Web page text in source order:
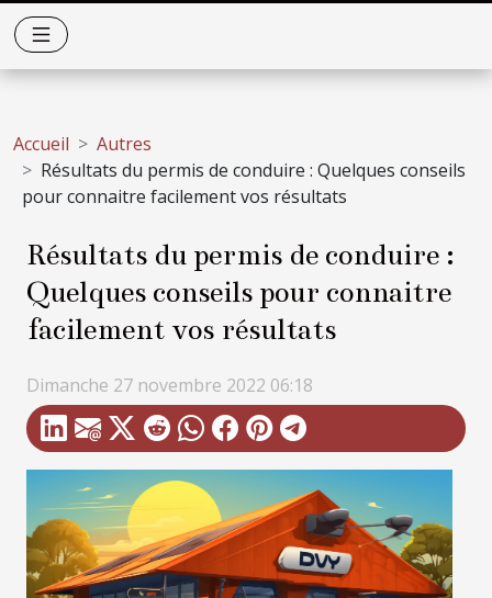
Accueil
Autres
Résultats du permis de conduire : Quelques conseils
pour connaitre facilement vos résultats
Résultats du permis de conduire :
Quelques conseils pour connaitre
facilement vos résultats
Dimanche 27 novembre 2022 06:18